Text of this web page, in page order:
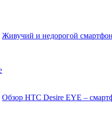
Живучий и недорогой
Обзор HTC Desire EYE –